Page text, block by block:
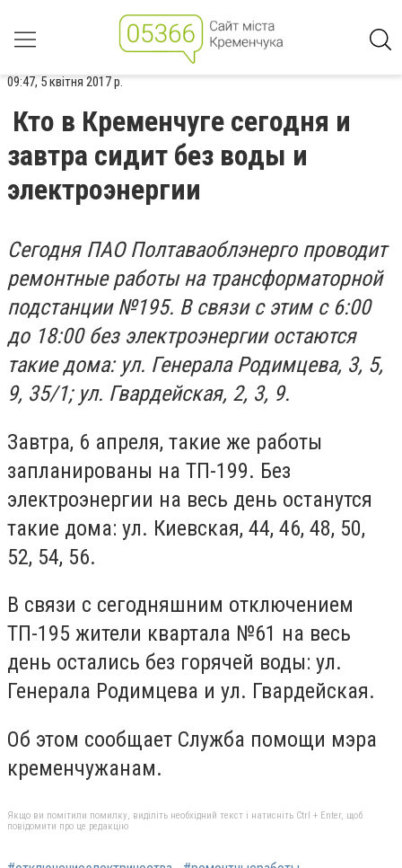
09:47, 5 квітня 2017 р.
Кто в Кременчуге сегодня и
завтра сидит без воды и
электроэнергии
Сегодня ПАО Полтаваоблэнерго проводит
ремонтные работы на трансформаторной
подстанции №195. В связи с этим с 6:00
до 18:00 без электроэнергии остаются
такие дома: ул. Генерала Родимцева, 3, 5,
9, 35/1; ул. Гвардейская, 2, 3, 9.
Завтра, 6 апреля, такие же работы
запланированы на ТП-199. Без
электроэнергии на весь день останутся
такие дома: ул. Киевская, 44, 46, 48, 50,
52, 54, 56.
В связи с сегодняшним отключением
ТП-195 жители квартала №61 на весь
день остались без горячей воды: ул.
Генерала Родимцева и ул. Гвардейская.
Об этом сообщает Служба помощи мэра
кременчужанам.
Якщо ви помітили помилку, виділіть необхідний текст і натисніть Ctrl + Enter, щоб
повідомити про це редакцію